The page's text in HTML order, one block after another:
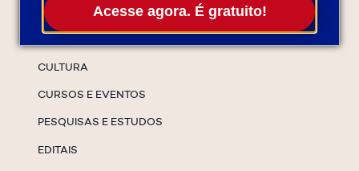
Acesse agora. É gratuito!
CULTURA
CURSOS E EVENTOS
PESQUISAS E ESTUDOS
EDITAIS